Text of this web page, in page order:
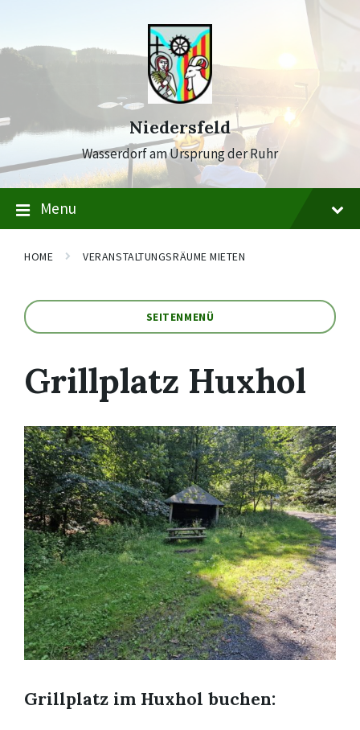
navigation
Niedersfeld
Wasserdorf am Ursprung der Ruhr
Menu
HOME VERANSTALTUNGSRÄUME MIETEN
SEITENMENÜ
Grillplatz Huxhol
Grillplatz im Huxhol buchen: